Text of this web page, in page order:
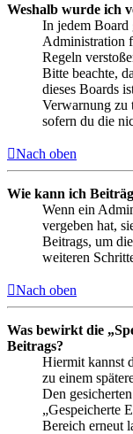
Weshalb wurde ich
In jedem Board
Administration
Regeln
Bitte beachte,
dieses Boards
Verwarnung zu
sofern du die
Nach oben
Wie kann ich
Wenn ein
vergeben hat,
Beitrags, um
weiteren
Nach oben
Was bewirkt die
Beitrags?
Hiermit kannst
zu einem
Den
„Gespeicherte
Bereich erneut